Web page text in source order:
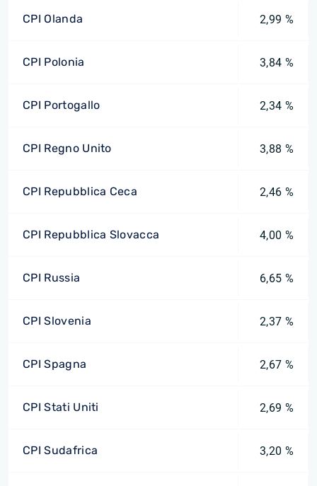
CPI Olanda 2,99 %
CPI Polonia 3,84 %
CPI Portogallo 2,34 %
CPI Regno Unito 3,88 %
CPI Repubblica Ceca 2,46 %
CPI Repubblica Slovacca 4,00 %
CPI Russia 6,65 %
CPI Slovenia 2,37 %
CPI Spagna 2,67 %
CPI Stati Uniti 2,69 %
CPI Sudafrica 3,20 %